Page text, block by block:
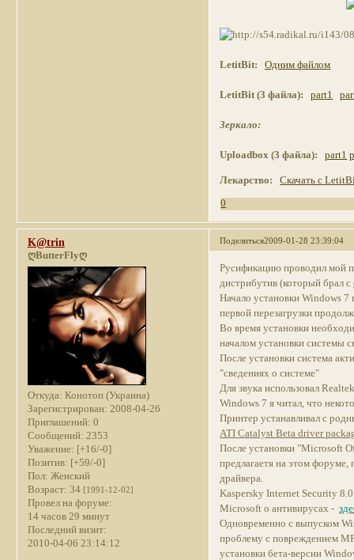
LetitBit: Одним файлом
LetitBit (3 файла): part1
Зеркало:
Uploadbox (3 файла): part1
Лекарство: Скачать с
0
Поделиться2009-01-28 23:39:04
K@trin
ღButterFlyღ
Откуда: Конотоп (Украина)
Зарегистрирован: 2008-04-26
Приглашений: 0
Сообщений: 2353
Уважение: [+16/-0]
Позитив: [+59/-0]
Пол: Женский
Возраст: 34 [1991-12-02]
Провел на форуме:
14 часов 29 минут
Последний визит:
2010-04-06 23:14:12
Русификацию проводил мой
дистрибутив (который брал с
Начало установки Windows 7
первой перезагрузки
Во время установки
началом установки системы
После установки система
"сведениях о системе"
Для звука использовал
Windows 7 я читал, что
Принтер устанавливал с
ATI Catalyst Beta driver
После установки "Microsoft
предлагаетя на этом
драйвера.
Kaspersky Internet Security
Microsoft о антивирусах -
Одновременно c выпуском
проблему с повреждением
установки бета-версии